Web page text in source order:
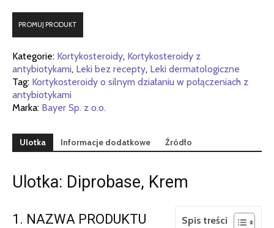
PROMUJ PRODUKT
Kategorie: Kortykosteroidy, Kortykosteroidy z
antybiotykami, Leki bez recepty, Leki dermatologiczne
Tag: Kortykosteroidy o silnym działaniu w połączeniach z
antybiotykami
Marka: Bayer Sp. z o.o.
Ulotka Informacje dodatkowe Źródło
Ulotka: Diprobase, Krem
Spis treści
1. NAZWA PRODUKTU